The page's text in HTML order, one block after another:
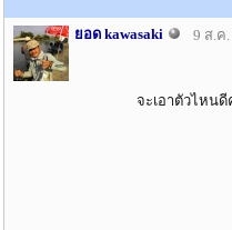
ยอด kawasaki 9 ส.ค.
จะเอาตัวไหน